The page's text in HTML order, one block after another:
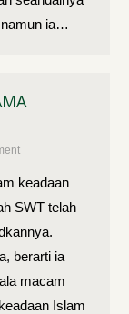
namun ia…
keadaan
SWT telah
berarti ia
macam
Islam